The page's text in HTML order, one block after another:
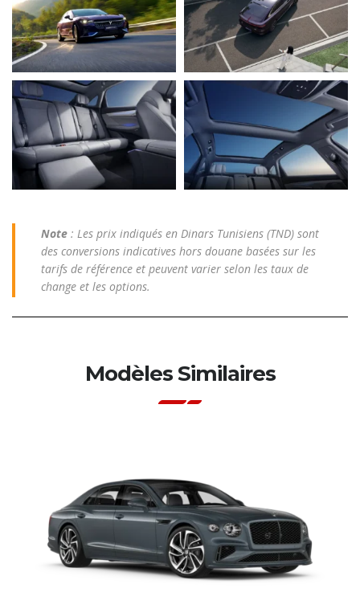
Note : Les prix indiqués en Dinars Tunisiens (TND) sont
des conversions indicatives hors douane basées sur les
tarifs de référence et peuvent varier selon les taux de
change et les options.
Modèles Similaires